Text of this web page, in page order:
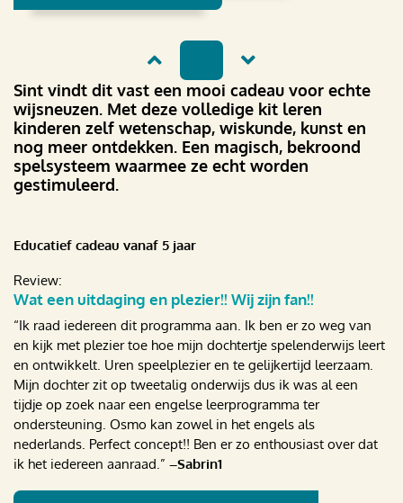
Sint vindt dit vast een mooi cadeau voor echte
wijsneuzen. Met deze volledige kit leren
kinderen zelf wetenschap, wiskunde, kunst en
nog meer ontdekken. Een magisch, bekroond
spelsysteem waarmee ze echt worden
gestimuleerd.
Educatief cadeau vanaf 5 jaar
Review:
Wat een uitdaging en plezier!! Wij zijn fan!!
“Ik raad iedereen dit programma aan. Ik ben er zo weg van
en kijk met plezier toe hoe mijn dochtertje spelenderwijs leert
en ontwikkelt. Uren speelplezier en te gelijkertijd leerzaam.
Mijn dochter zit op tweetalig onderwijs dus ik was al een
tijdje op zoek naar een engelse leerprogramma ter
ondersteuning. Osmo kan zowel in het engels als
nederlands. Perfect concept!! Ben er zo enthousiast over dat
ik het iedereen aanraad.” –Sabrin1